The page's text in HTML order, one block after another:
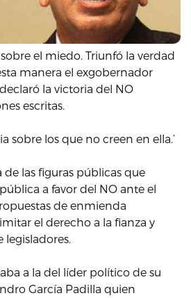
el miedo. Triunfó la verdad
manera el exgobernador
la victoria del NO
escritas.
sobre los que no creen en ella.’
de las figuras públicas que
a favor del NO ante el
de enmienda
el derecho a la fianza y
a la del líder político de su
García Padilla quien